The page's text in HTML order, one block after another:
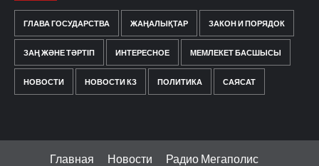
ГЛАВА ГОСУДАРСТВА ЖАҢАЛЫҚТАР ЗАКОН И ПОРЯДОК
ЗАҢ ЖӘНЕ ТӘРТІП ИНТЕРЕСНОЕ МЕМЛЕКЕТ БАСШЫСЫ
НОВОСТИ НОВОСТИ КЗ ПОЛИТИКА САЯСАТ
Главная Новости Радио Мегаполис